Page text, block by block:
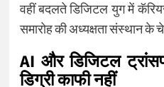
वहीं बदलते डिजिटल युग में
समारोह की अध्यक्षता संस्थान के
AI और डिजिटल
डिग्री काफी नहीं